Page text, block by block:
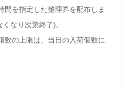
間を指定した整理券を配布しま
なり次第終了)。
数の上限は、当日の入荷個数に